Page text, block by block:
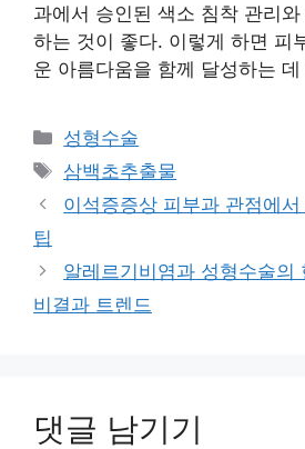
과에서 승인된 색소 침착 관리
하는 것이 좋다. 이렇게 하면 피
운 아름다움을 함께 달성하는
카
테
고
리
성형수술
태
그
삼백초추출물
이석증증상 피부과 관점에
팁
알레르기비염과 성형수술의
비결과 트렌드
댓글 남기기